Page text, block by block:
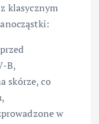
klasycznym
B,
skórze, co
w